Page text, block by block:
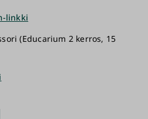
linkki
(Educarium 2 kerros, 15